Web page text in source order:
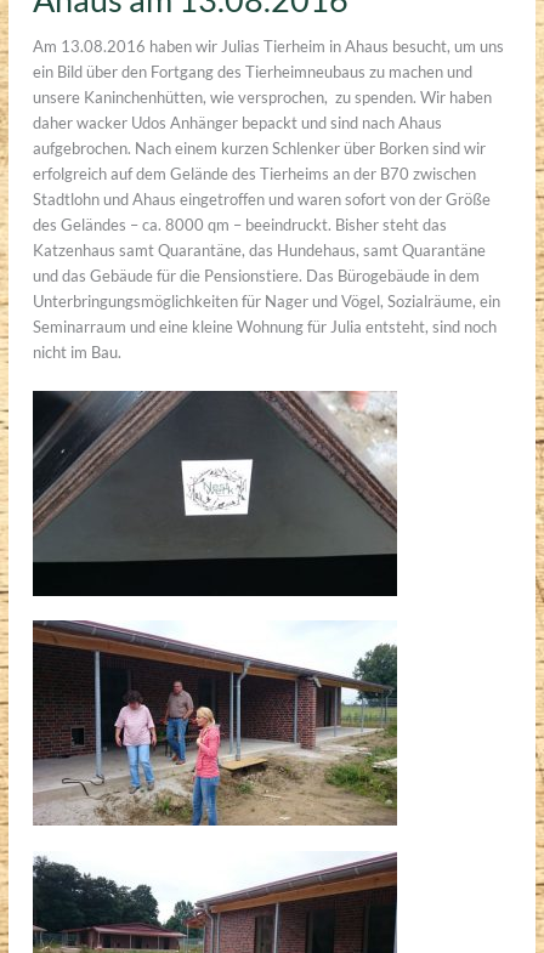
Am 13.08.2016 haben wir Julias Tierheim in Ahaus besucht, um uns
ein Bild über den Fortgang des Tierheimneubaus zu machen und
unsere Kaninchenhütten, wie versprochen, zu spenden. Wir haben
daher wacker Udos Anhänger bepackt und sind nach Ahaus
aufgebrochen. Nach einem kurzen Schlenker über Borken sind wir
erfolgreich auf dem Gelände des Tierheims an der B70 zwischen
Stadtlohn und Ahaus eingetroffen und waren sofort von der Größe
des Geländes – ca. 8000 qm – beeindruckt. Bisher steht das
Katzenhaus samt Quarantäne, das Hundehaus, samt Quarantäne
und das Gebäude für die Pensionstiere. Das Bürogebäude in dem
Unterbringungsmöglichkeiten für Nager und Vögel, Sozialräume, ein
Seminarraum und eine kleine Wohnung für Julia entsteht, sind noch
nicht im Bau.